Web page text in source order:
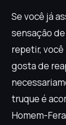
Se você já
sensação
repetir,
gosta de
truque é
Homem-